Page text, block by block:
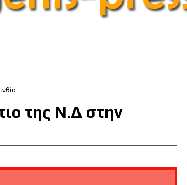
της Ν.Δ στην